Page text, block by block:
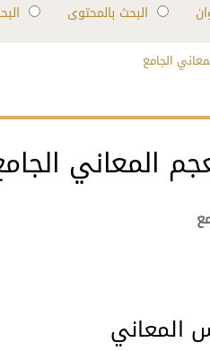
البحث بالمحتوى
الجامع
المعاني
المعاني